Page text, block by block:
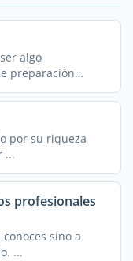
algo
preparación
por su riqueza
...
profesionales
sino a
...